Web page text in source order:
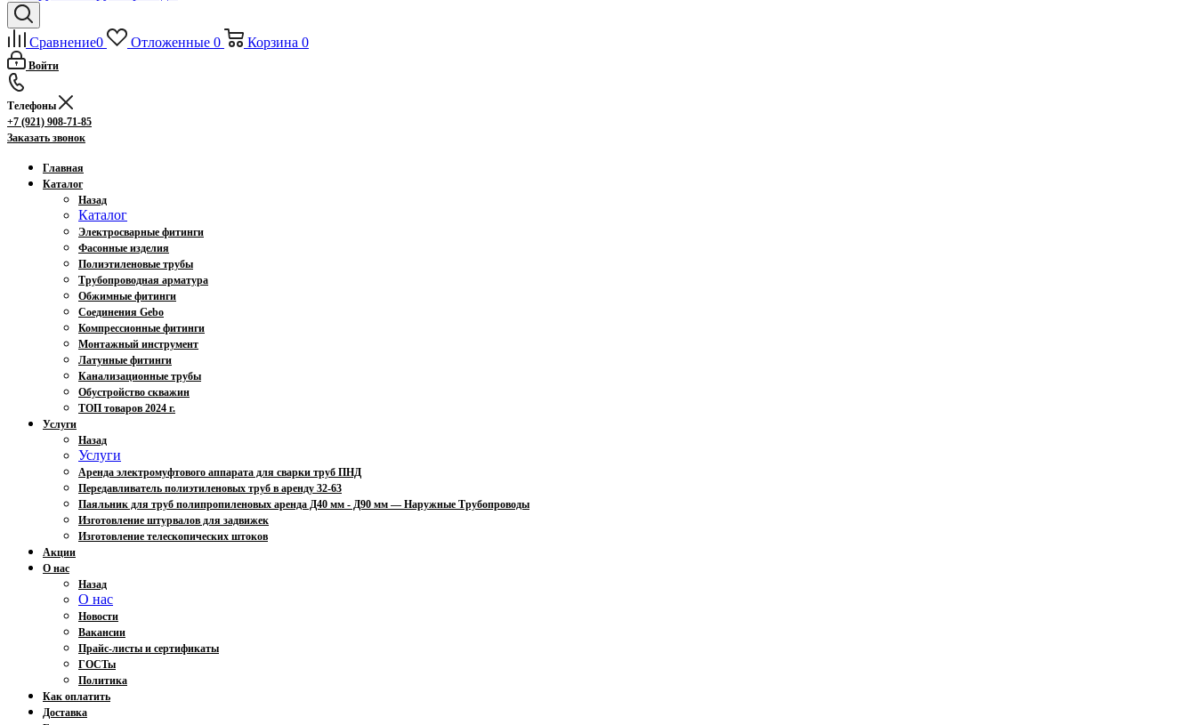
Сравнение0 Отложенные 0 Корзина 0
Войти
Телефоны
+7 (921) 908-71-85
Заказать звонок
Главная
Каталог
Назад
Каталог
Электросварные фитинги
Фасонные изделия
Полиэтиленовые трубы
Трубопроводная арматура
Обжимные фитинги
Соединения Gebo
Компрессионные фитинги
Монтажный инструмент
Латунные фитинги
Канализационные трубы
Обустройство скважин
ТОП товаров 2024 г.
Услуги
Назад
Услуги
Аренда электромуфтового аппарата для сварки труб ПНД
Передавливатель полиэтиленовых труб в аренду 32-63
Паяльник для труб полипропиленовых аренда Д40 мм - Д90 мм — Наружные Трубопроводы
Изготовление штурвалов для задвижек
Изготовление телескопических штоков
Акции
О нас
Назад
О нас
Новости
Вакансии
Прайс-листы и сертификаты
ГОСТы
Политика
Как оплатить
Доставка